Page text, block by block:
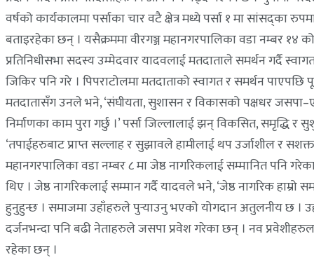
वर्षको कार्यकालमा पर्साका चार वटै क्षेत्र मध्ये पर्सा १ मा
बताइरहेका छन् । यसैक्रममा वीरगञ्ज महानगरपालिका वडा नम्बर १४
प्रतिनिधीसभा सदस्य उम्मेदवार यादवलाई मतदाताले समर्थन गर्दै
जिकिर पनि गरे । पिपराटोलमा मतदाताको स्वागत र समर्थन
मतदातासँग उनले भने, ‘संघीयता, सुशासन र विकासको पक्षधर
निर्माणका काम पुरा गर्छु ।’ पर्सा जिल्लालाई झन् विकसित,
‘तपाईहरुबाट प्राप्त सल्लाह र सुझावले हामीलाई थप उर्जाशील र
महानगरपालिका वडा नम्बर ८ मा जेष्ठ नागरिकलाई सम्मानित पनि
थिए । जेष्ठ नागरिकलाई सम्मान गर्दै यादवले भने, ‘जेष्ठ नागरिक
हुनुहुन्छ । समाजमा उहाँहरुले पुर्याउनु भएको योगदान अतुलनीय छ ।
दर्जनभन्दा पनि बढी नेताहरुले जसपा प्रवेश गरेका छन् । नव
रहेका छन् ।